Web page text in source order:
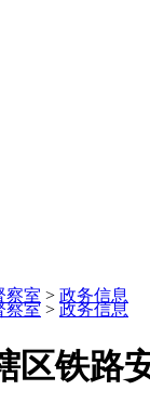
察室 > 政务信息
察室 > 政务信息
区铁路